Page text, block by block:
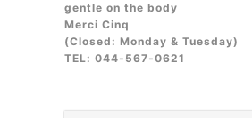
gentle on the body
Merci Cinq
(Closed: Monday & Tuesday)
TEL: 044‑567‑0621